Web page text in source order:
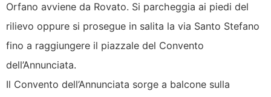
Orfano avviene da Rovato. Si parcheggia ai piedi del
rilievo oppure si prosegue in salita la via Santo Stefano
fino a raggiungere il piazzale del Convento
dell’Annunciata.
Il Convento dell’Annunciata sorge a balcone sulla